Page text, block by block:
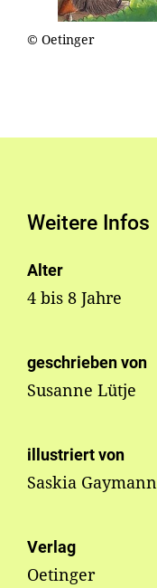
© Oetinger
Weitere Infos
Alter
4 bis 8 Jahre
geschrieben von
Susanne Lütje
illustriert von
Saskia Gaymann
Verlag
Oetinger